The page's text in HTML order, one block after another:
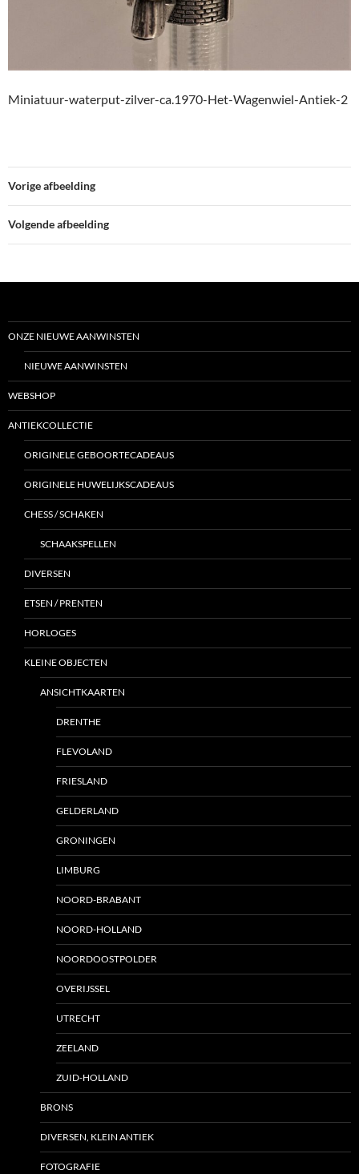
Miniatuur-waterput-zilver-ca.1970-Het-Wagenwiel-Antiek-2
Vorige afbeelding
Volgende afbeelding
ONZE NIEUWE AANWINSTEN
NIEUWE AANWINSTEN
WEBSHOP
ANTIEKCOLLECTIE
ORIGINELE GEBOORTECADEAUS
ORIGINELE HUWELIJKSCADEAUS
CHESS / SCHAKEN
SCHAAKSPELLEN
DIVERSEN
ETSEN / PRENTEN
HORLOGES
KLEINE OBJECTEN
ANSICHTKAARTEN
DRENTHE
FLEVOLAND
FRIESLAND
GELDERLAND
GRONINGEN
LIMBURG
NOORD-BRABANT
NOORD-HOLLAND
NOORDOOSTPOLDER
OVERIJSSEL
UTRECHT
ZEELAND
ZUID-HOLLAND
BRONS
DIVERSEN, KLEIN ANTIEK
FOTOGRAFIE